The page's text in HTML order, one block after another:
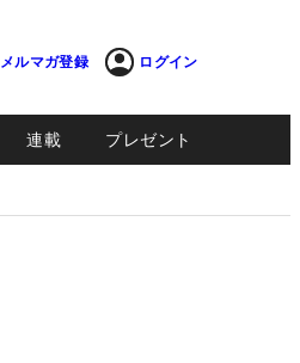
メルマガ登録 ログイン
連載 プレゼント